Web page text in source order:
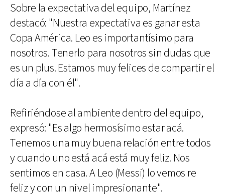
Sobre la expectativa del equipo, Martínez
destacó: "Nuestra expectativa es ganar esta
Copa América. Leo es importantísimo para
nosotros. Tenerlo para nosotros sin dudas que
es un plus. Estamos muy felices de compartir el
día a día con él".
Refiriéndose al ambiente dentro del equipo,
expresó: "Es algo hermosísimo estar acá.
Tenemos una muy buena relación entre todos
y cuando uno está acá está muy feliz. Nos
sentimos en casa. A Leo (Messi) lo vemos re
feliz y con un nivel impresionante".